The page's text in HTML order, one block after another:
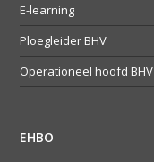
E-learning
Ploegleider BHV
Operationeel hoofd BHV
EHBO